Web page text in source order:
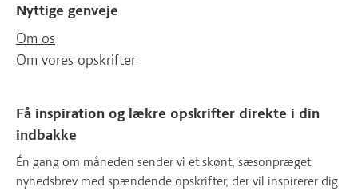
Nyttige genveje
Om os
Om vores opskrifter
Få inspiration og lækre opskrifter direkte i din
indbakke
Én gang om måneden sender vi et skønt, sæsonpræget
nyhedsbrev med spændende opskrifter, der vil inspirerer dig